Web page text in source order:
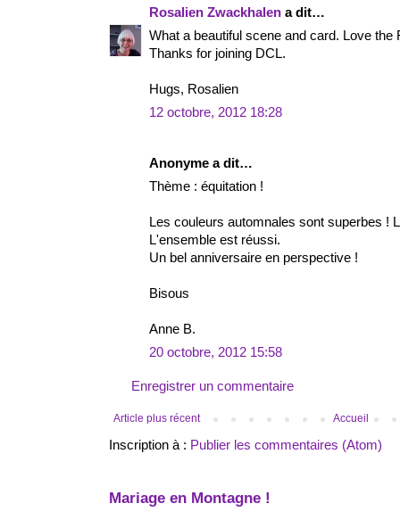
Rosalien Zwackhalen a dit…
What a beautiful scene and card. Love the
Thanks for joining DCL.
Hugs, Rosalien
12 octobre, 2012 18:28
Anonyme a dit…
Thème : équitation !
Les couleurs automnales sont superbes !
L'ensemble est réussi.
Un bel anniversaire en perspective !
Bisous
Anne B.
20 octobre, 2012 15:58
Enregistrer un commentaire
Article plus récent Accueil
Inscription à : Publier les commentaires (Atom)
Mariage en Montagne !